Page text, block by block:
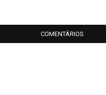
COMENTÁRIOS